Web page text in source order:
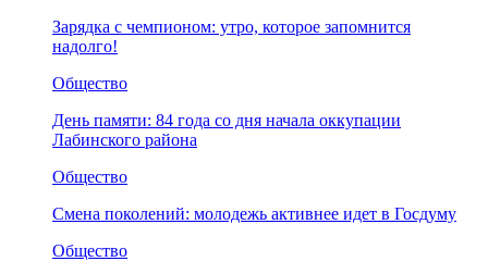
Зарядка с чемпионом: утро, которое запомнится
надолго!
Общество
День памяти: 84 года со дня начала оккупации
Лабинского района
Общество
Смена поколений: молодежь активнее идет в Госдуму
Общество